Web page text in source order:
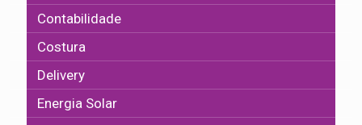
Contabilidade
Costura
Delivery
Energia Solar